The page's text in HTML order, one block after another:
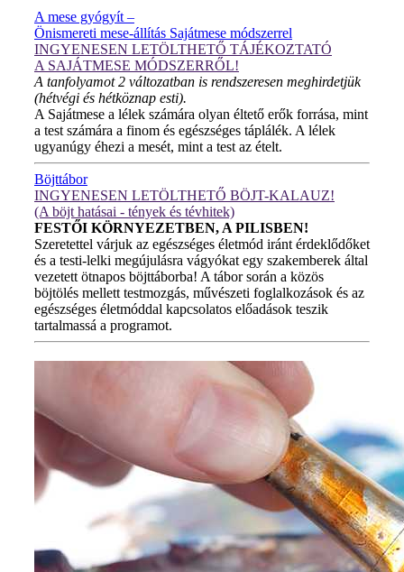
A mese gyógyít –
Önismereti mese-állítás Sajátmese módszerrel
INGYENESEN LETÖLTHETŐ TÁJÉKOZTATÓ
A SAJÁTMESE MÓDSZERRŐL!
A tanfolyamot 2 változatban is rendszeresen meghirdetjük
(hétvégi és hétköznap esti).
A Sajátmese a lélek számára olyan éltető erők forrása, mint
a test számára a finom és egészséges táplálék. A lélek
ugyanúgy éhezi a mesét, mint a test az ételt.
Böjttábor
INGYENESEN LETÖLTHETŐ BÖJT-KALAUZ!
(A böjt hatásai - tények és tévhitek)
FESTŐI KÖRNYEZETBEN, A PILISBEN!
Szeretettel várjuk az egészséges életmód iránt érdeklődőket
és a testi-lelki megújulásra vágyókat egy szakemberek által
vezetett ötnapos böjttáborba! A tábor során a közös
böjtölés mellett testmozgás, művészeti foglalkozások és az
egészséges életmóddal kapcsolatos előadások teszik
tartalmassá a programot.